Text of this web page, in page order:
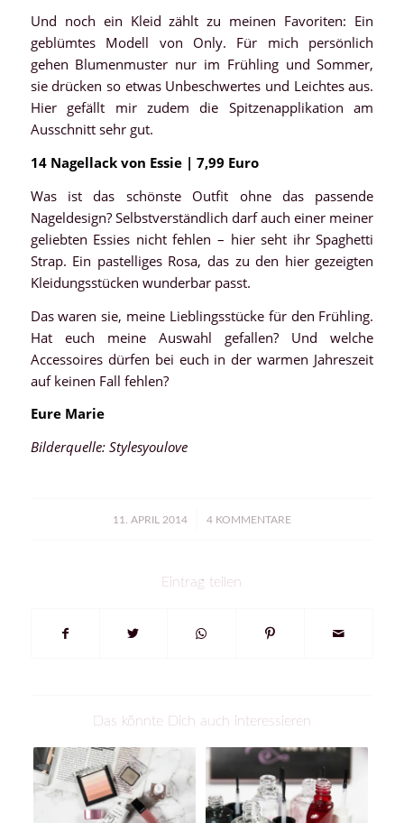
Und noch ein Kleid zählt zu meinen Favoriten: Ein
geblümtes Modell von Only. Für mich persönlich
gehen Blumenmuster nur im Frühling und Sommer,
sie drücken so etwas Unbeschwertes und Leichtes aus.
Hier gefällt mir zudem die Spitzenapplikation am
Ausschnitt sehr gut.
14 Nagellack von Essie | 7,99 Euro
Was ist das schönste Outfit ohne das passende
Nageldesign? Selbstverständlich darf auch einer meiner
geliebten Essies nicht fehlen – hier seht ihr Spaghetti
Strap. Ein pastelliges Rosa, das zu den hier gezeigten
Kleidungsstücken wunderbar passt.
Das waren sie, meine Lieblingsstücke für den Frühling.
Hat euch meine Auswahl gefallen? Und welche
Accessoires dürfen bei euch in der warmen Jahreszeit
auf keinen Fall fehlen?
Eure Marie
Bilderquelle: Stylesyoulove
11. APRIL 2014
/ 4 KOMMENTARE
Eintrag teilen
Das könnte Dich auch interessieren